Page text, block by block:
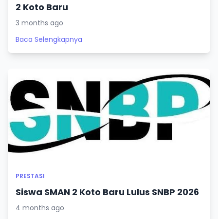
2 Koto Baru
3 months ago
Baca Selengkapnya
PRESTASI
Siswa SMAN 2 Koto Baru Lulus SNBP 2026
4 months ago